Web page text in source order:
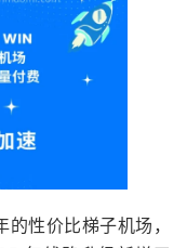
性价比梯子机场，